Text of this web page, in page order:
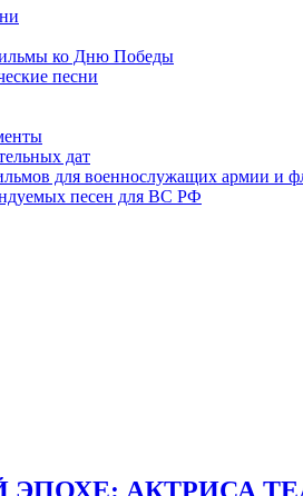
ко Дню Победы
песни
дат
для военнослужащих армии и
песен для ВС РФ
ЭПОХЕ: АКТРИСА